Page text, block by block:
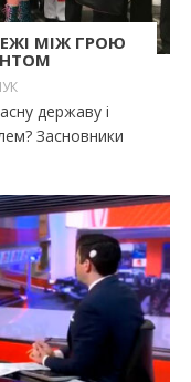
МІЖ ГРОЮ
державу і
Засновники